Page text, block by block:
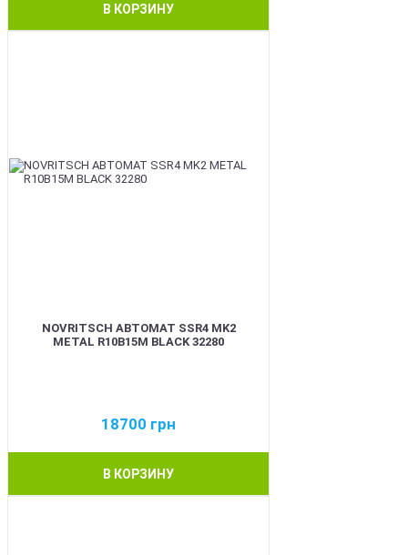
В КОРЗИНУ
NOVRITSCH АВТОМАТ SSR4 MK2
METAL R10B15M BLACK 32280
18700 грн
В КОРЗИНУ